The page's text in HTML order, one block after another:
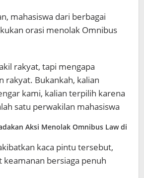
mahasiswa dari berbagai
orasi menolak Omnibus
rakyat, tapi mengapa
rakyat. Bukankah, kalian
kami, kalian terpilih karena
satu perwakilan mahasiswa
Aksi Menolak Omnibus Law di
kaca pintu tersebut,
bersiaga penuh